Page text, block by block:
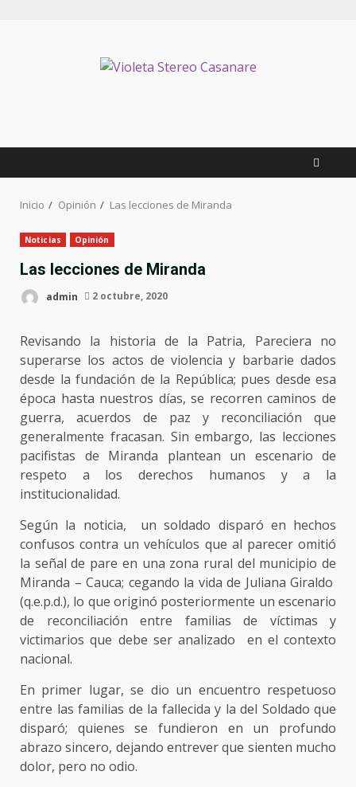
Inicio Opinión Las lecciones de Miranda
Noticias Opinión
Las lecciones de Miranda
admin 2 octubre, 2020
Revisando la historia de la Patria, Pareciera no
superarse los actos de violencia y barbarie dados
desde la fundación de la República; pues desde esa
época hasta nuestros días, se recorren caminos de
guerra, acuerdos de paz y reconciliación que
generalmente fracasan. Sin embargo, las lecciones
pacifistas de Miranda plantean un escenario de
respeto a los derechos humanos y a la
institucionalidad.
Según la noticia, un soldado disparó en hechos
confusos contra un vehículos que al parecer omitió
la señal de pare en una zona rural del municipio de
Miranda – Cauca; cegando la vida de Juliana Giraldo
(q.e.p.d.), lo que originó posteriormente un escenario
de reconciliación entre familias de víctimas y
victimarios que debe ser analizado en el contexto
nacional.
En primer lugar, se dio un encuentro respetuoso
entre las familias de la fallecida y la del Soldado que
disparó; quienes se fundieron en un profundo
abrazo sincero, dejando entrever que sienten mucho
dolor, pero no odio.